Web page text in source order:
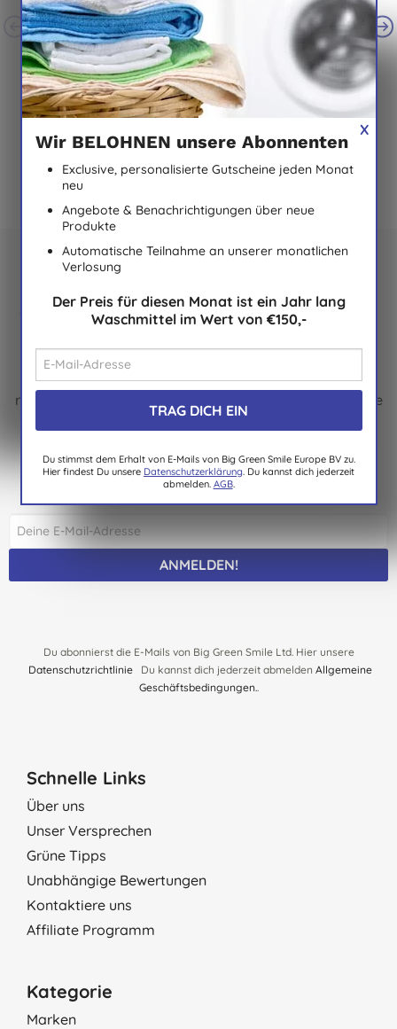
Natracare Ultra
Natürliche Binden
(2)
3,65 € KAUFEN
Natracare
Slipeinlagen geformt
(2
2,75 € KAUFEN
Suchst Du noch mehr, worüber Du
Trage dich für unseren Newsletter ein, und Du erhälst
regelmäßig Neuigkeiten, Ausblicke, Tipps und exklusive
Angebote nur für Abonnenten.
monatlichen Verlosung teil und kannst Waren im Wert
von € 150.- gewinnen.
ANMELDEN!
Du abonnierst die E-Mails von Big Green Smile Ltd. Hier unsere
DatenschutzrichtlinieDu kannst dich jederzeit abmelden Allgemeine
Geschäftsbedingungen..
Schnelle Links
Über uns
Unser Versprechen
Grüne Tipps
Unabhängige Bewertungen
Kontaktiere uns
Affiliate Programm
Kategorie
Marken
X
Wir BELOHNEN unsere Abonnenten
Exclusive, personalisierte Gutscheine jeden Monat
neu
Angebote & Benachrichtigungen über neue
Produkte
Automatische Teilnahme an unserer monatlichen
Verlosung
Der Preis für diesen Monat ist ein Jahr lang
Waschmittel im Wert von €150,-
Du stimmst dem Erhalt von E-Mails von Big Green Smile Europe BV zu.
Hier findest Du unsere Datenschutzerklärung . Du kannst dich jederzeit
abmelden. AGB.